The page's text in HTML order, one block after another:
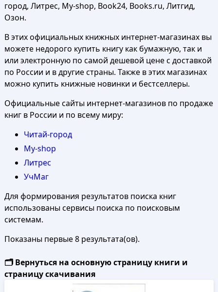
город, Литрес, My-shop, Book24, Books.ru, Литгид,
Озон.
В этих официальных книжных интернет-магазинах вы
можете недорого купить книгу как бумажную, так и
или электронную по самой дешевой цене с доставкой
по России и в другие страны. Также в этих магазинах
можно купить книжные новинки и бестселлеры.
Официальные сайты интернет-магазинов по продаже
книг в России и по всему миру:
Читай-город
My-shop
Литрес
УчМаг
Для формирования результатов поиска книг
использованы сервисы поиска по поисковым
системам.
Показаны первые 8 результата(ов).
🗂️ Вернуться на основную страницу книги и
страницу скачивания